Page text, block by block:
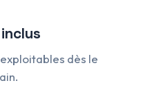
dès le